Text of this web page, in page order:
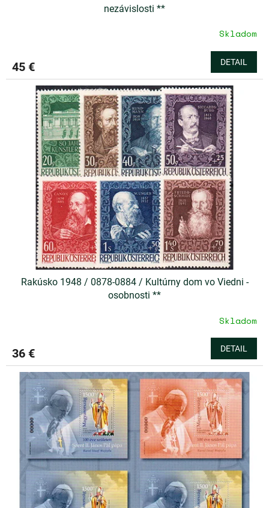
nezávislosti **
Skladom
45 € DETAIL
Rakúsko 1948 / 0878-0884 / Kultúrny dom vo Viedni -
osobnosti **
Skladom
36 € DETAIL